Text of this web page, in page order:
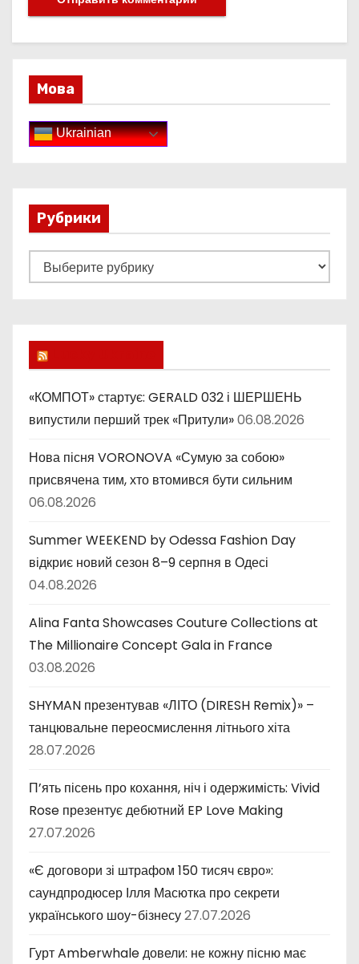
Мова
Ukrainian
Рубрики
у
к
и
«КОМПОТ» стартує: GERALD 032 і ШЕРШЕНЬ
випустили перший трек «Притули»06.08.2026
Нова пісня VORONOVA «Сумую за собою»
присвячена тим, хто втомився бути сильним
06.08.2026
Summer WEEKEND by Odessa Fashion Day
відкриє новий сезон 8–9 серпня в Одесі
04.08.2026
Alina Fanta Showcases Couture Collections at
The Millionaire Concept Gala in France
03.08.2026
SHYMAN презентував «ЛІТО (DIRESH Remix)» –
танцювальне переосмислення літнього хіта
28.07.2026
П’ять пісень про кохання, ніч і одержимість: Vivid
Rose презентує дебютний EP Love Making
27.07.2026
«Є договори зі штрафом 150 тисяч євро»:
саундпродюсер Ілля Масютка про секрети
українського шоу-бізнесу27.07.2026
Гурт Amberwhale довели: не кожну пісню має